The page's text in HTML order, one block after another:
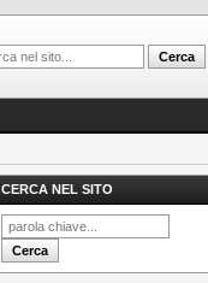
CERCA NEL SITO